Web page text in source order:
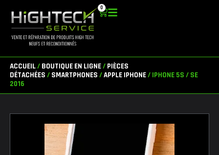
contenu
0
Panier
ACCUEIL/ BOUTIQUE EN LIGNE/ PIÈCES
DÉTACHÉES / SMARTPHONES /APPLE IPHONE/ IPHONE 5S / SE
2016